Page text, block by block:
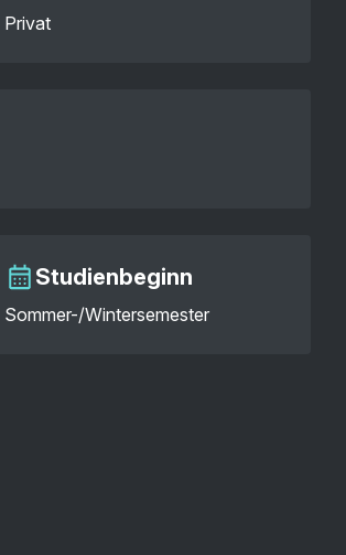
Privat
Studienbeginn
Sommer-/Wintersemester